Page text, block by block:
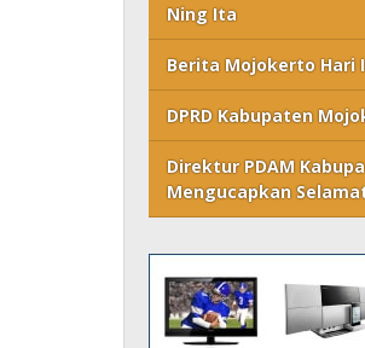
Ning Ita
Berita Mojokerto Hari
DPRD Kabupaten
Direktur PDAM
Mengucapkan